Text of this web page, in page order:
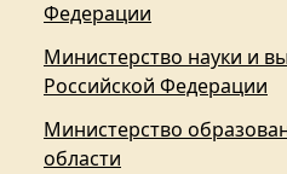
Федерации
Министерство науки и
Российской Федерации
Министерство
области